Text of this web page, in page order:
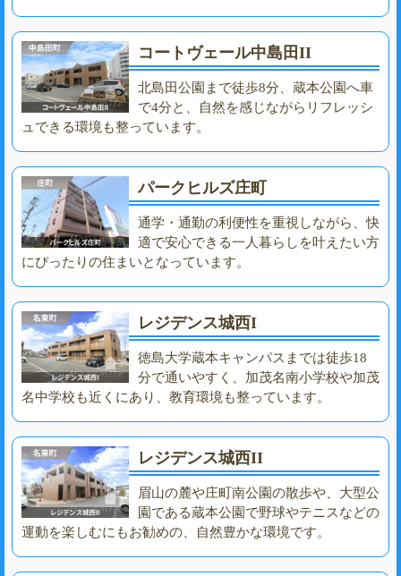
コートヴェール中島田II
北島田公園まで徒歩8分、蔵本公園へ車
で4分と、自然を感じながらリフレッシ
ュできる環境も整っています。
パークヒルズ庄町
通学・通勤の利便性を重視しながら、快
適で安心できる一人暮らしを叶えたい方
にぴったりの住まいとなっています。
レジデンス城西I
徳島大学蔵本キャンパスまでは徒歩18
分で通いやすく、加茂名南小学校や加茂
名中学校も近くにあり、教育環境も整っています。
レジデンス城西II
眉山の麓や庄町南公園の散歩や、大型公
園である蔵本公園で野球やテニスなどの
運動を楽しむにもお勧めの、自然豊かな環境です。